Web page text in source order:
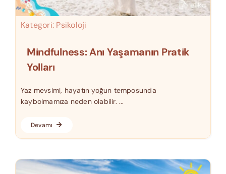
Kategori: Psikoloji
Mindfulness: Anı Yaşamanın Pratik
Yolları
Yaz mevsimi, hayatın yoğun temposunda
kaybolmamıza neden olabilir. ...
Devamı